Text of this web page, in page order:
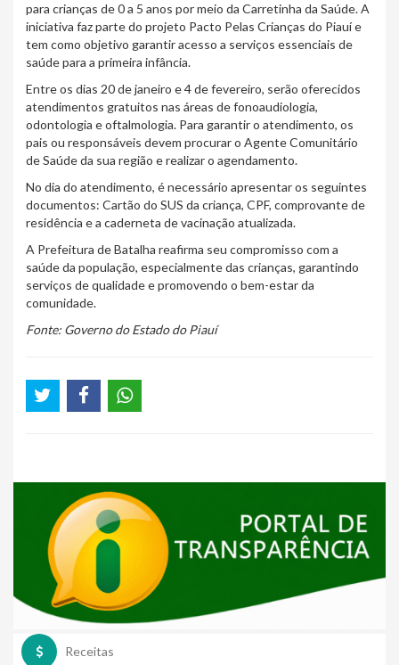
para crianças de 0 a 5 anos por meio da Carretinha da Saúde. A
iniciativa faz parte do projeto Pacto Pelas Crianças do Piauí e
tem como objetivo garantir acesso a serviços essenciais de
saúde para a primeira infância.
Entre os dias 20 de janeiro e 4 de fevereiro, serão oferecidos
atendimentos gratuitos nas áreas de fonoaudiologia,
odontologia e oftalmologia. Para garantir o atendimento, os
pais ou responsáveis devem procurar o Agente Comunitário
de Saúde da sua região e realizar o agendamento.
No dia do atendimento, é necessário apresentar os seguintes
documentos: Cartão do SUS da criança, CPF, comprovante de
residência e a caderneta de vacinação atualizada.
A Prefeitura de Batalha reafirma seu compromisso com a
saúde da população, especialmente das crianças, garantindo
serviços de qualidade e promovendo o bem-estar da
comunidade.
Fonte: Governo do Estado do Piauí
Receitas